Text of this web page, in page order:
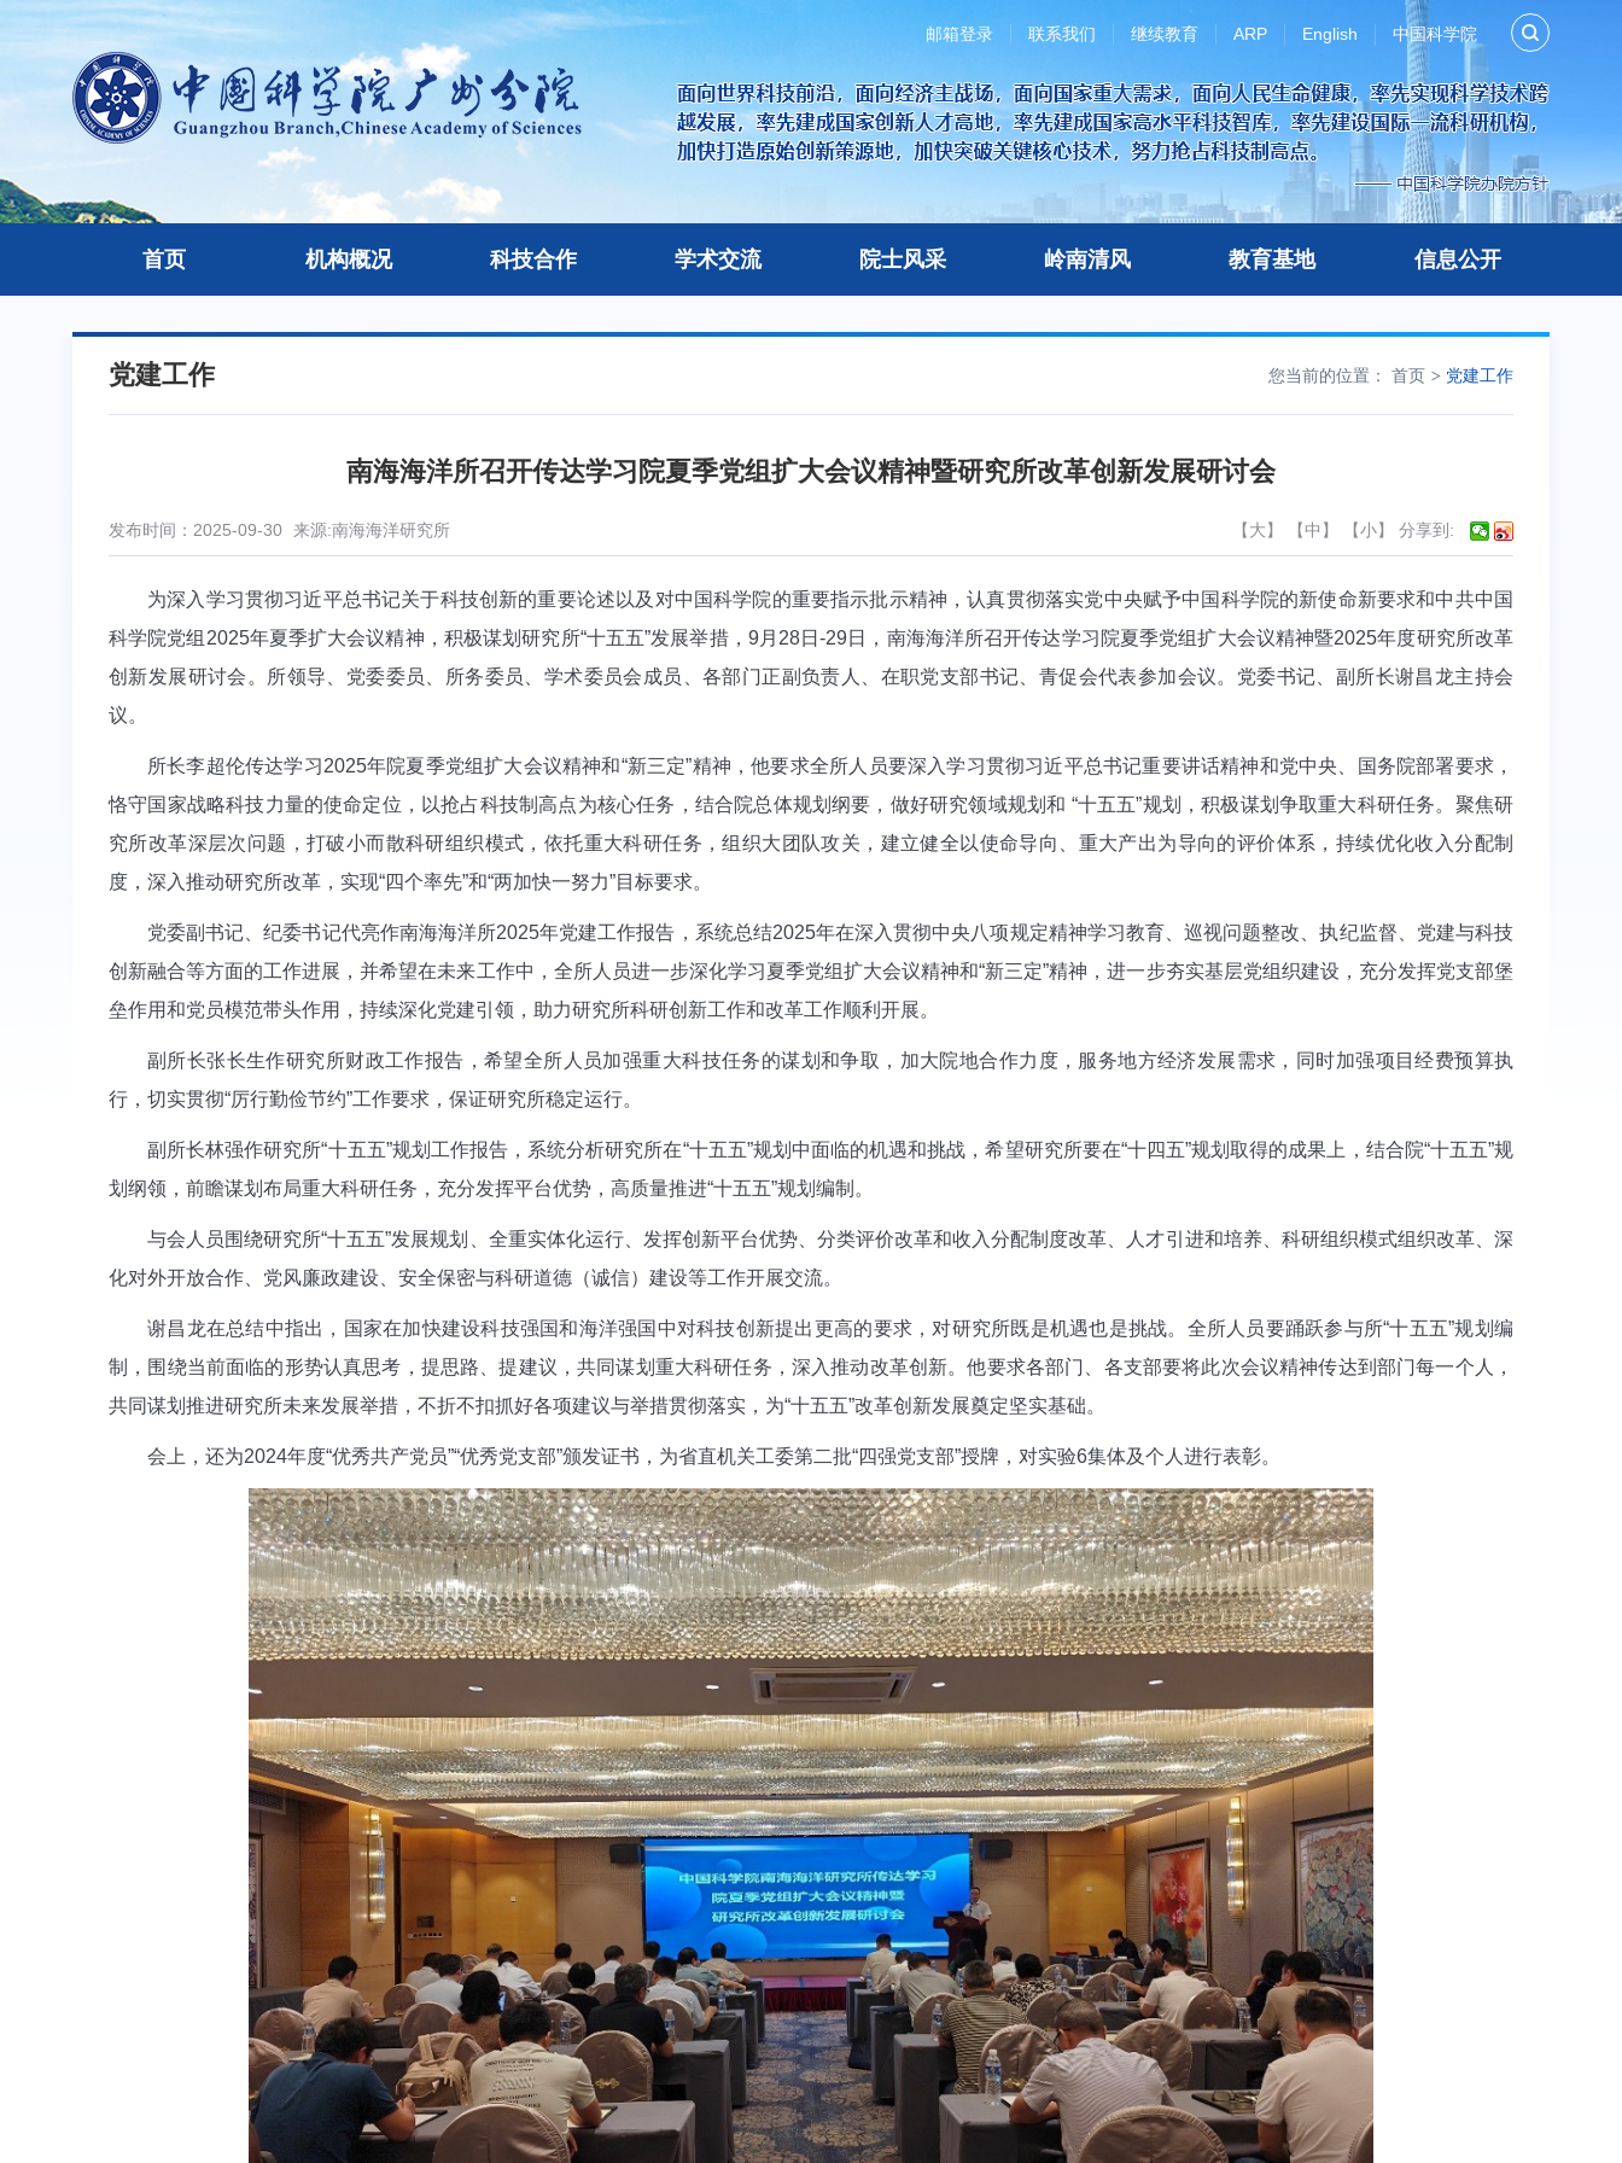
邮箱登录 联系我们 继续教育 ARP English 中国科学院
首页 机构概况 科技合作 学术交流 院士风采 岭南清风 教育基地 信息公开
您当前的位置： 首页 党建工作
党建工作
南海海洋所召开传达学习院夏季党组扩大会议精神暨研究所改革创新发展研讨会
发布时间：2025-09-30 来源:南海海洋研究所 【大】 【中 】 【小】 分享到:
为深入学习贯彻习近平总书记关于科技创新的重要论述以及对中国科学院的重要指示批示精神，认真贯彻落实党中央赋予中国科学院的新使命新要求和中共中国
科学院党组2025年夏季扩大会议精神，积极谋划研究所“十五五”发展举措，9月28日-29日，南海海洋所召开传达学习院夏季党组扩大会议精神暨2025年度研究所改革
创新发展研讨会。所领导、党委委员、所务委员、学术委员会成员、各部门正副负责人、在职党支部书记、青促会代表参加会议。党委书记、副所长谢昌龙主持会
议。
所长李超伦传达学习2025年院夏季党组扩大会议精神和“新三定”精神，他要求全所人员要深入学习贯彻习近平总书记重要讲话精神和党中央、国务院部署要求，
恪守国家战略科技力量的使命定位，以抢占科技制高点为核心任务，结合院总体规划纲要，做好研究领域规划和 “十五五”规划，积极谋划争取重大科研任务。聚焦研
究所改革深层次问题，打破小而散科研组织模式，依托重大科研任务，组织大团队攻关，建立健全以使命导向、重大产出为导向的评价体系，持续优化收入分配制
度，深入推动研究所改革，实现“四个率先”和“两加快一努力”目标要求。
党委副书记、纪委书记代亮作南海海洋所2025年党建工作报告，系统总结2025年在深入贯彻中央八项规定精神学习教育、巡视问题整改、执纪监督、党建与科技
创新融合等方面的工作进展，并希望在未来工作中，全所人员进一步深化学习夏季党组扩大会议精神和“新三定”精神，进一步夯实基层党组织建设，充分发挥党支部堡
垒作用和党员模范带头作用，持续深化党建引领，助力研究所科研创新工作和改革工作顺利开展。
副所长张长生作研究所财政工作报告，希望全所人员加强重大科技任务的谋划和争取，加大院地合作力度，服务地方经济发展需求，同时加强项目经费预算执
行，切实贯彻“厉行勤俭节约”工作要求，保证研究所稳定运行。
副所长林强作研究所“十五五”规划工作报告，系统分析研究所在“十五五”规划中面临的机遇和挑战，希望研究所要在“十四五”规划取得的成果上，结合院“十五五”规
划纲领，前瞻谋划布局重大科研任务，充分发挥平台优势，高质量推进“十五五”规划编制。
与会人员围绕研究所“十五五”发展规划、全重实体化运行、发挥创新平台优势、分类评价改革和收入分配制度改革、人才引进和培养、科研组织模式组织改革、深
化对外开放合作、党风廉政建设、安全保密与科研道德（诚信）建设等工作开展交流。
谢昌龙在总结中指出，国家在加快建设科技强国和海洋强国中对科技创新提出更高的要求，对研究所既是机遇也是挑战。全所人员要踊跃参与所“十五五”规划编
制，围绕当前面临的形势认真思考，提思路、提建议，共同谋划重大科研任务，深入推动改革创新。他要求各部门、各支部要将此次会议精神传达到部门每一个人，
共同谋划推进研究所未来发展举措，不折不扣抓好各项建议与举措贯彻落实，为“十五五”改革创新发展奠定坚实基础。
会上，还为2024年度“优秀共产党员”“优秀党支部”颁发证书，为省直机关工委第二批“四强党支部”授牌，对实验6集体及个人进行表彰。